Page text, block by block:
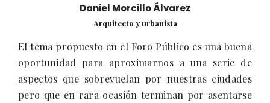
Daniel Morcillo Álvarez
Arquitecto y urbanista
El tema propuesto en el Foro Público es una buena
oportunidad para aproximarnos a una serie de
aspectos que sobrevuelan por nuestras ciudades
pero que en rara ocasión terminan por asentarse